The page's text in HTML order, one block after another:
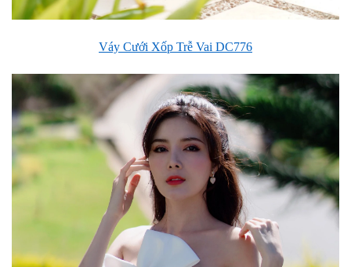
Váy Cưới Xốp Trễ Vai DC776